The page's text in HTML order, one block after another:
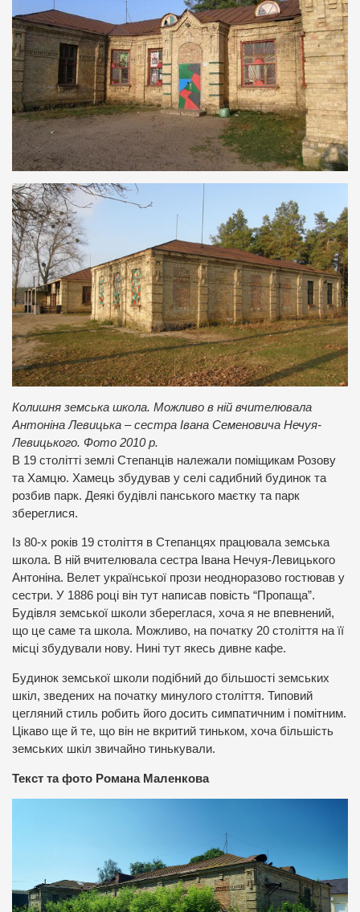
Колишня земська школа. Можливо в ній вчителювала
Антоніна Левицька – сестра Івана Семеновича Нечуя-
Левицького. Фото 2010 р.
В 19 столітті землі Степанців належали поміщикам Розову
та Хамцю. Хамець збудував у селі садибний будинок та
розбив парк. Деякі будівлі панського маєтку та парк
збереглися.
Із 80-х років 19 століття в Степанцях працювала земська
школа. В ній вчителювала сестра Івана Нечуя-Левицького
Антоніна. Велет української прози неодноразово гостював у
сестри. У 1886 році він тут написав повість “Пропаща”.
Будівля земської школи збереглася, хоча я не впевнений,
що це саме та школа. Можливо, на початку 20 століття на її
місці збудували нову. Нині тут якесь дивне кафе.
Будинок земської школи подібний до більшості земських
шкіл, зведених на початку минулого століття. Типовий
цегляний стиль робить його досить симпатичним і помітним.
Цікаво ще й те, що він не вкритий тиньком, хоча більшість
земських шкіл звичайно тинькували.
Текст та фото Романа Маленкова